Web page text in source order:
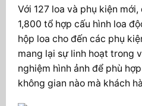
Với 127 loa và phụ kiện
1,800 tổ hợp cấu hình loa
hộp loa cho đến các phụ
mang lại sự linh hoạt trong
nghiệm hình ảnh để phù
không gian nào mà khách